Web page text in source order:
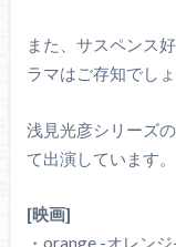
また、サスペンス
ラマはご存知でしょ
浅見光彦シリーズ
て出演しています。
[映画]
・orange -オレン